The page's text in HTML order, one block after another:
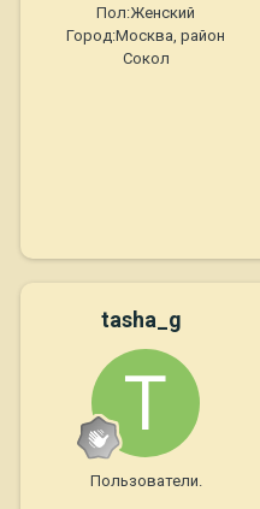
Пол:Женский
Город:Москва, район
Сокол
tasha_g
Пользователи.